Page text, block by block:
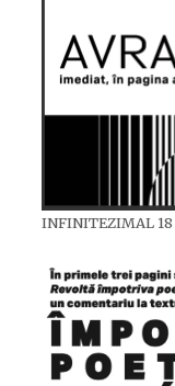
INFINITEZIMAL